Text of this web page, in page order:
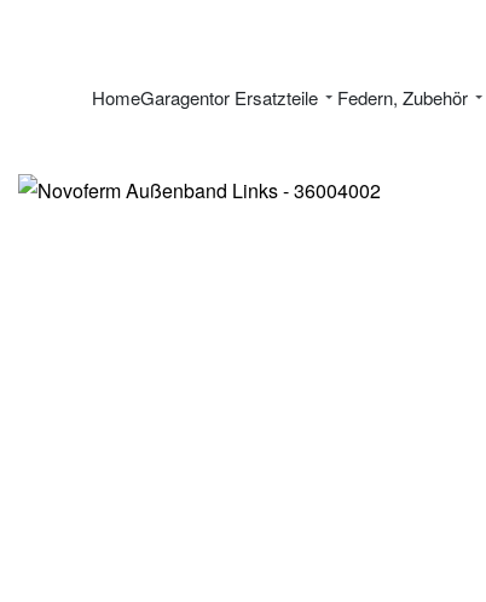
HomeGaragentor Ersatzteile Federn, Zubehör